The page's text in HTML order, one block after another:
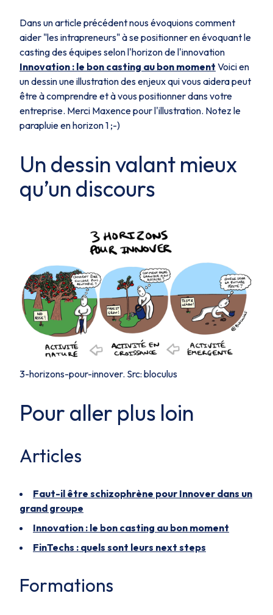
Dans un article précédent nous évoquions comment
aider "les intrapreneurs" à se positionner en évoquant le
casting des équipes selon l'horizon de l'innovation
Innovation : le bon casting au bon moment Voici en
un dessin une illustration des enjeux qui vous aidera peut
être à comprendre et à vous positionner dans votre
entreprise. Merci Maxence pour l'illustration. Notez le
parapluie en horizon 1 ;-)
Un dessin valant mieux
qu’un discours
3-horizons-pour-innover. Src: bloculus
Pour aller plus loin
Articles
Faut-il être schizophrène pour Innover dans un
grand groupe
Innovation : le bon casting au bon moment
FinTechs : quels sont leurs next steps
Formations